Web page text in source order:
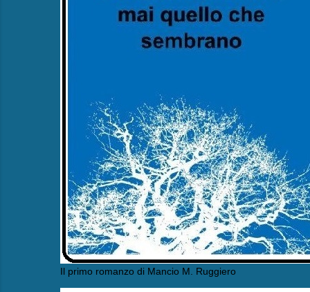
Il primo romanzo di Mancio M. Ruggiero